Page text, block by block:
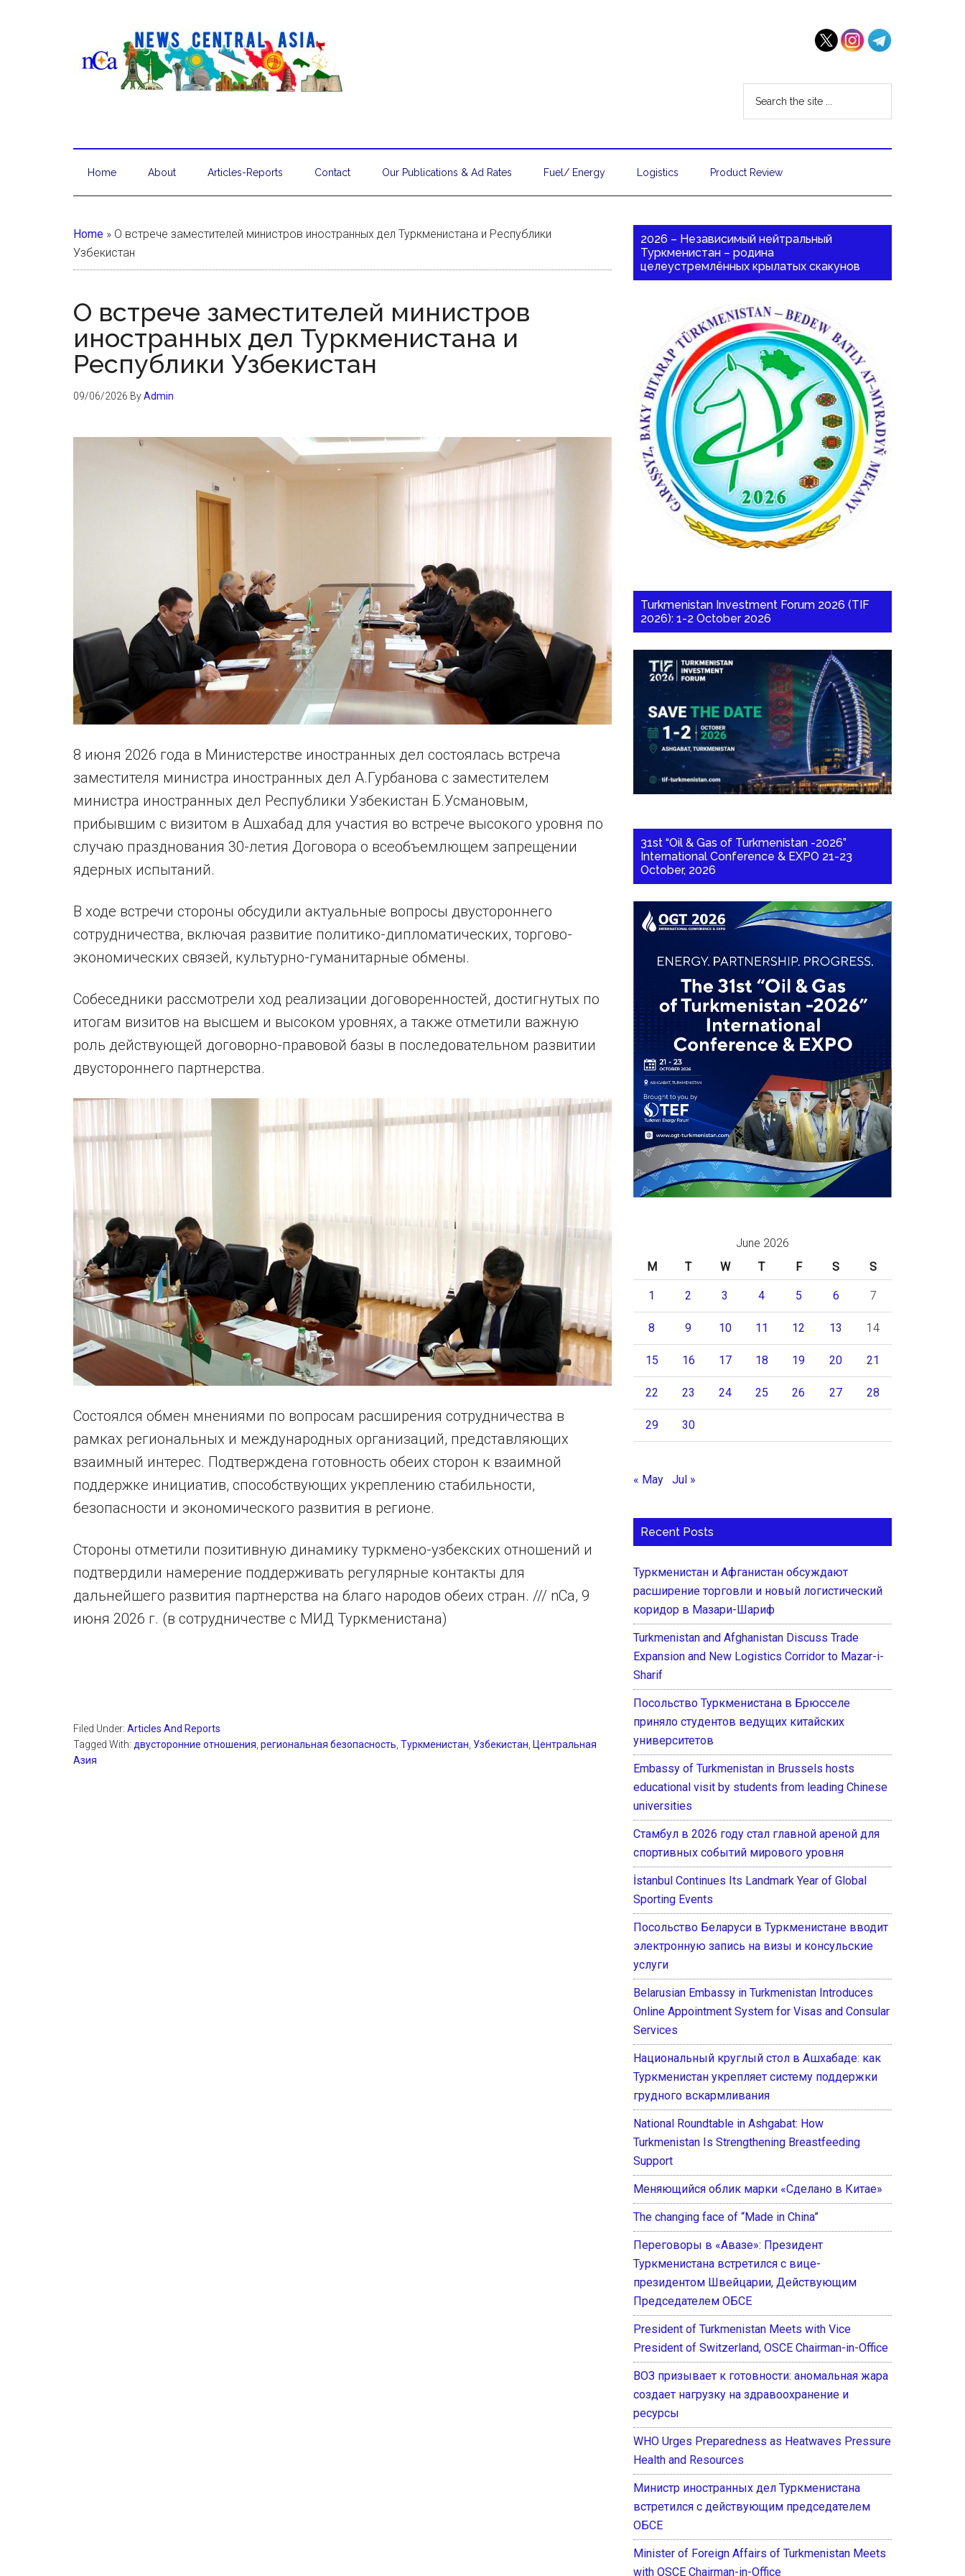
Home About Articles-Reports Contact Our Publications & Ad Rates Fuel/ Energy Logistics Product Review
Home » О встрече заместителей министров иностранных дел Туркменистана и Республики
Узбекистан
О встрече заместителей министров
иностранных дел Туркменистана и
Республики Узбекистан
09/06/2026 ByAdmin
8 июня 2026 года в Министерстве иностранных дел состоялась встреча
заместителя министра иностранных дел А.Гурбанова с заместителем
министра иностранных дел Республики Узбекистан Б.Усмановым,
прибывшим с визитом в Ашхабад для участия во встрече высокого уровня по
случаю празднования 30-летия Договора о всеобъемлющем запрещении
ядерных испытаний.
В ходе встречи стороны обсудили актуальные вопросы двустороннего
сотрудничества, включая развитие политико-дипломатических, торгово-
экономических связей, культурно-гуманитарные обмены.
Собеседники рассмотрели ход реализации договоренностей, достигнутых по
итогам визитов на высшем и высоком уровнях, а также отметили важную
роль действующей договорно-правовой базы в последовательном развитии
двустороннего партнерства.
Состоялся обмен мнениями по вопросам расширения сотрудничества в
рамках региональных и международных организаций, представляющих
взаимный интерес. Подтверждена готовность обеих сторон к взаимной
поддержке инициатив, способствующих укреплению стабильности,
безопасности и экономического развития в регионе.
Стороны отметили позитивную динамику туркмено-узбекских отношений и
подтвердили намерение поддерживать регулярные контакты для
дальнейшего развития партнерства на благо народов обеих стран. /// nCa, 9
июня 2026 г. (в сотрудничестве с МИД Туркменистана)
Filed Under: Articles And Reports
Tagged With: двусторонние отношения региональная безопасность Туркменистан Узбекистан Центральная
Азия
2026 – Независимый нейтральный
Туркменистан – родина
целеустремлённых крылатых скакунов
Turkmenistan Investment Forum 2026 (TIF
2026): 1-2 October 2026
31st “Oil & Gas of Turkmenistan -2026”
International Conference & EXPO 21-23
October, 2026
June 2026
M
T W T F S S
1 2 3 4 5 6 7
8 9 10 11 12 13 14
15 16 17 18 19 20 21
22 23 24 25 26 27 28
29 30
« May Jul »
Recent Posts
Туркменистан и Афганистан обсуждают
расширение торговли и новый логистический
коридор в Мазари-Шариф
Turkmenistan and Afghanistan Discuss Trade
Expansion and New Logistics Corridor to Mazar-i-
Sharif
Посольство Туркменистана в Брюсселе
приняло студентов ведущих китайских
университетов
Embassy of Turkmenistan in Brussels hosts
educational visit by students from leading Chinese
universities
Стамбул в 2026 году стал главной ареной для
спортивных событий мирового уровня
İstanbul Continues Its Landmark Year of Global
Sporting Events
Посольство Беларуси в Туркменистане вводит
электронную запись на визы и консульские
услуги
Belarusian Embassy in Turkmenistan Introduces
Online Appointment System for Visas and Consular
Services
Национальный круглый стол в Ашхабаде: как
Туркменистан укрепляет систему поддержки
грудного вскармливания
National Roundtable in Ashgabat: How
Turkmenistan Is Strengthening Breastfeeding
Support
Меняющийся облик марки «Сделано в Китае»
The changing face of “Made in China”
Переговоры в «Авазе»: Президент
Туркменистана встретился с вице-
президентом Швейцарии, Действующим
Председателем ОБСЕ
President of Turkmenistan Meets with Vice
President of Switzerland, OSCE Chairman-in-Office
ВОЗ призывает к готовности: аномальная жара
создает нагрузку на здравоохранение и
ресурсы
WHO Urges Preparedness as Heatwaves Pressure
Health and Resources
Министр иностранных дел Туркменистана
встретился с действующим председателем
ОБСЕ
Minister of Foreign Affairs of Turkmenistan Meets
with OSCE Chairman-in-Office